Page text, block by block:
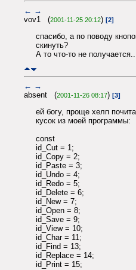
← →
vov1 (2001-11-25 20:12) [2]
спасибо, а по поводу
скинуть?
А то что-то не
← →
absent (2001-11-26 08:17) [3]
ей богу, проще хелп
кусок из моей программы:
const
id_Cut = 1;
id_Copy = 2;
id_Paste = 3;
id_Undo = 4;
id_Redo = 5;
id_Delete = 6;
id_New = 7;
id_Open = 8;
id_Save = 9;
id_View = 10;
id_Char = 11;
id_Find = 13;
id_Replace = 14;
id_Print = 15;